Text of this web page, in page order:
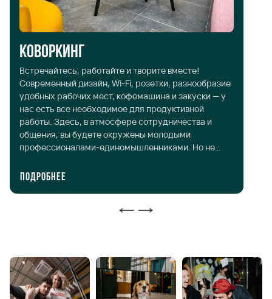
Коворкинг
Встречайтесь, работайте и творите вместе!
Современный дизайн, Wi-Fi, розетки, разнообразие
удобных рабочих мест, кофемашина и закуски — у
нас есть все необходимое для продуктивной
работы. Здесь, в атмосфере сотрудничества и
общения, вы будете окружены молодыми
профессионалами-единомышленниками. Но не
этом сами.
Подробнее